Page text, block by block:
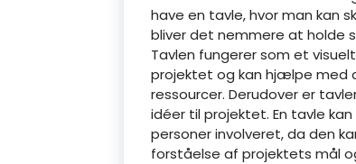
have en tavle, hvor man kan
bliver det nemmere at holde
Tavlen fungerer som et
projektet og kan hjælpe med
ressourcer. Derudover er
idéer til projektet. En tavle
personer involveret, da den
forståelse af projektets mål